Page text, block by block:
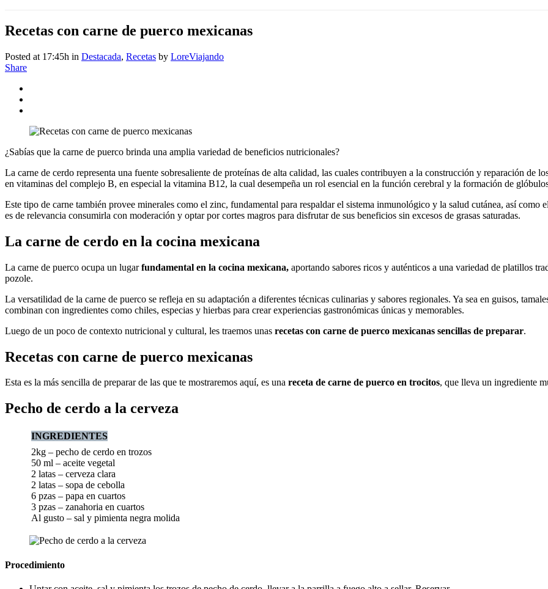
Recetas con carne de puerco mexicanas
Posted at 17:45h in Destacada, Recetas by LoreViajando
Share
¿Sabías que la carne de puerco brinda una amplia variedad de beneficios nutricionales?
La carne de cerdo representa una fuente sobresaliente de proteínas de alta calidad, las cuales contribuyen a la construcción y reparación de
en vitaminas del complejo B, en especial la vitamina B12, la cual desempeña un rol esencial en la función cerebral y la formación de
Este tipo de carne también provee minerales como el zinc, fundamental para respaldar el sistema inmunológico y la salud cutánea, así
es de relevancia consumirla con moderación y optar por cortes magros para disfrutar de sus beneficios sin excesos de grasas saturadas.
La carne de cerdo en la cocina mexicana
La carne de puerco ocupa un lugarfundamental en la cocina mexicana, aportando sabores ricos y auténticos a una variedad de platillos
pozole.
La versatilidad de la carne de puerco se refleja en su adaptación a diferentes técnicas culinarias y sabores regionales. Ya sea en guisos,
combinan con ingredientes como chiles, especias y hierbas para crear experiencias gastronómicas únicas y memorables.
Luego de un poco de contexto nutricional y cultural, les traemos unas recetas con carne de puerco mexicanas sencillas de preparar.
Recetas con carne de puerco mexicanas
Esta es la más sencilla de preparar de las que te mostraremos aquí, es una receta de carne de puerco en trocitos, que lleva un ingrediente
Pecho de cerdo a la cerveza
INGREDIENTES
2kg – pecho de cerdo en trozos
50 ml – aceite vegetal
2 latas – cerveza clara
2 latas – sopa de cebolla
6 pzas – papa en cuartos
3 pzas – zanahoria en cuartos
Al gusto – sal y pimienta negra molida
Procedimiento